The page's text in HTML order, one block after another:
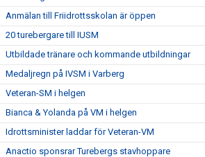
Anmälan till Friidrottsskolan är öppen
20 turebergare till IUSM
Utbildade tränare och kommande utbildningar
Medaljregn på IVSM i Varberg
Veteran-SM i helgen
Bianca & Yolanda på VM i helgen
Idrottsminister laddar för Veteran-VM
Anactio sponsrar Turebergs stavhoppare